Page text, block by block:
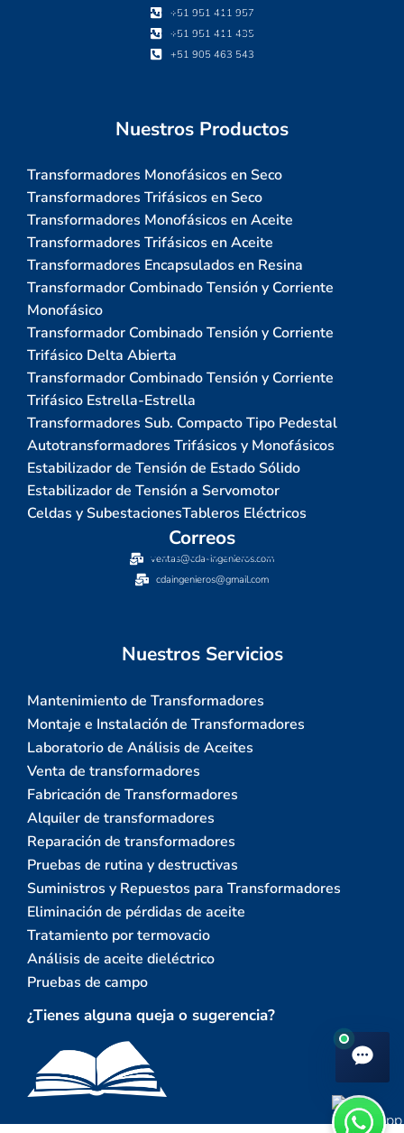
+51 951 411 957
+51 951 411 435
+51 905 463 543
Nuestros Productos
Transformadores Monofásicos en Seco
Transformadores Trifásicos en Seco
Transformadores Monofásicos en Aceite
Transformadores Trifásicos en Aceite
Transformadores Encapsulados en Resina
Transformador Combinado Tensión y Corriente
Monofásico
Transformador Combinado Tensión y Corriente
Trifásico Delta Abierta
Transformador Combinado Tensión y Corriente
Trifásico Estrella-Estrella
Transformadores Sub. Compacto Tipo Pedestal
Autotransformadores Trifásicos y Monofásicos
Estabilizador de Tensión de Estado Sólido
Estabilizador de Tensión a Servomotor
Celdas y SubestacionesTableros Eléctricos
Correos
ventas@cda-ingenieros.com
cdaingenieros@gmail.com
Nuestros Servicios
Mantenimiento de Transformadores
Montaje e Instalación de Transformadores
Laboratorio de Análisis de Aceites
Venta de transformadores
Fabricación de Transformadores
Alquiler de transformadores
Reparación de transformadores
Pruebas de rutina y destructivas
Suministros y Repuestos para Transformadores
Eliminación de pérdidas de aceite
Tratamiento por termovacio
Análisis de aceite dieléctrico
Pruebas de campo
¿Tienes alguna queja o sugerencia?